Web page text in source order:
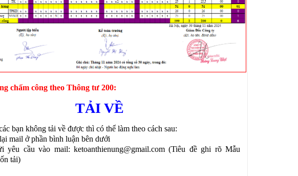
chấm công theo Thông tư 200:
TẢI VỀ
bạn không tải về được thì có thể làm theo cách sau:
mail ở phần bình luận bên dưới
yêu cầu vào mail: ketoanthienung@gmail.com (Tiêu đề ghi rõ Mẫu
tải)